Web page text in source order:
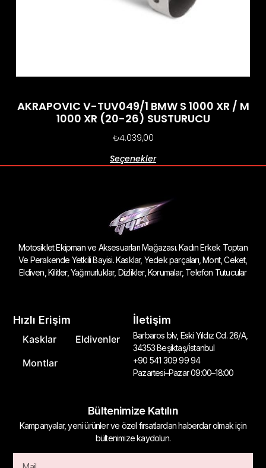
AKRAPOVIC V-TUV049/1 BMW S 1000 XR / M
1000 XR (20-26) SUSTURUCU
₺4.039,00
Seçenekler
Motosiklet Ekipman ve Aksesuarları Mağazası. Kadın Erkek Toptan
Ve Perakende Yetkili Bayisi. Kasklar, Yedek parçaları, Mont, Ceket,
Eldiven, Kilitler, Yağmurluklar, Dizlikler, Korumalar, Telefon Tutucular
Hızlı Erişim
Kasklar
Eldivenler
Montlar
İletişim
Barbaros blv, Eski Yıldız Cd. 26/A,
34353 Beşiktaş/İstanbul
+90 541 309 99 94
Pazartesi–Pazar 09:00–18:00
Bültenimize Katılın
Kampanyalar, yeni ürünler ve özel fırsatlardan haberdar olmak için
bültenimize kaydolun.